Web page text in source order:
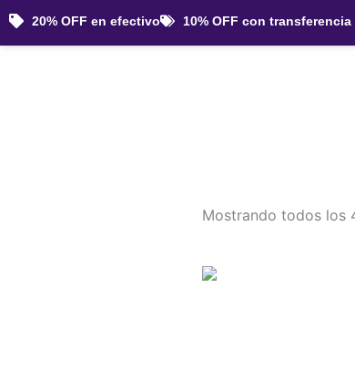
20% OFF en efectivo 10% OFF con transferencia
Mostrando todos los